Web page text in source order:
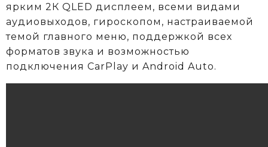
ярким 2К QLED дисплеем, всеми видами
аудиовыходов, гироскопом, настраиваемой
темой главного меню, поддержкой всех
форматов звука и возможностью
подключения CarPlay и Android Auto.